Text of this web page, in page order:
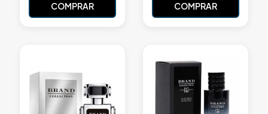
COMPRAR COMPRAR